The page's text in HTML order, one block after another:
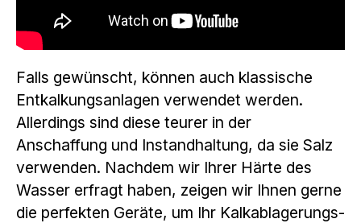
Falls gewünscht, können auch klassische
Entkalkungsanlagen verwendet werden.
Allerdings sind diese teurer in der
Anschaffung und Instandhaltung, da sie Salz
verwenden. Nachdem wir Ihrer Härte des
Wasser erfragt haben, zeigen wir Ihnen gerne
die perfekten Geräte, um Ihr Kalkablagerungs-